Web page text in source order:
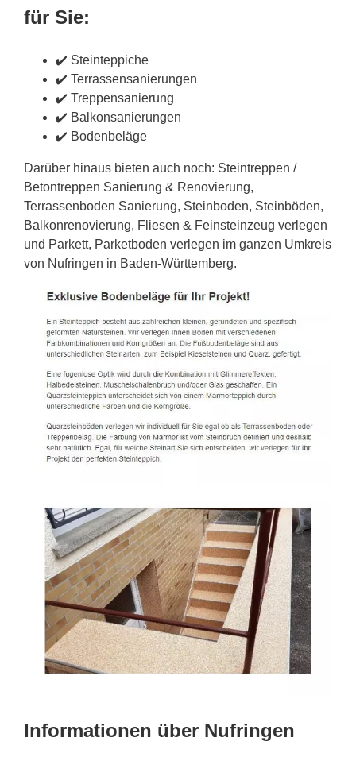
für Sie:
✔️ Steinteppiche
✔️ Terrassensanierungen
✔️ Treppensanierung
✔️ Balkonsanierungen
✔️ Bodenbeläge
Darüber hinaus bieten auch noch: Steintreppen /
Betontreppen Sanierung & Renovierung,
Terrassenboden Sanierung, Steinboden, Steinböden,
Balkonrenovierung, Fliesen & Feinsteinzeug verlegen
und Parkett, Parketboden verlegen im ganzen Umkreis
von Nufringen in Baden-Württemberg.
Informationen über Nufringen